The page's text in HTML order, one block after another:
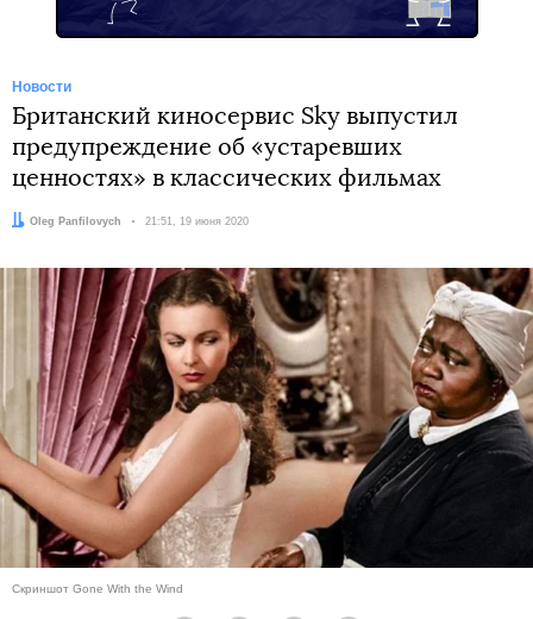
Новости
Британский киносервис Sky выпустил
предупреждение об «устаревших
ценностях» в классических фильмах
Автор:
Oleg Panfilovych Дата:
21:51, 19 июня 2020
Скриншот Gone With the Wind